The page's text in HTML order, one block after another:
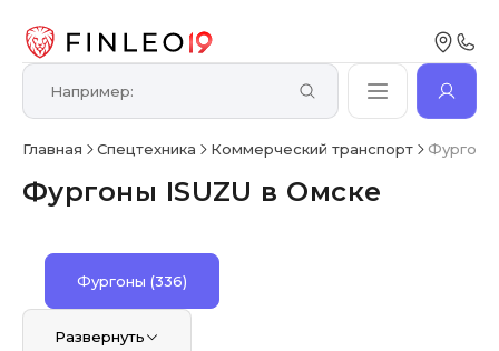
Главная Спецтехника Коммерческий транспорт Фургоны
Фургоны ISUZU в Омске
Фургоны(336)
Развернуть